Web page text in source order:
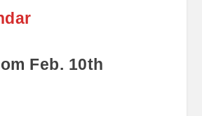
Feb. 10th